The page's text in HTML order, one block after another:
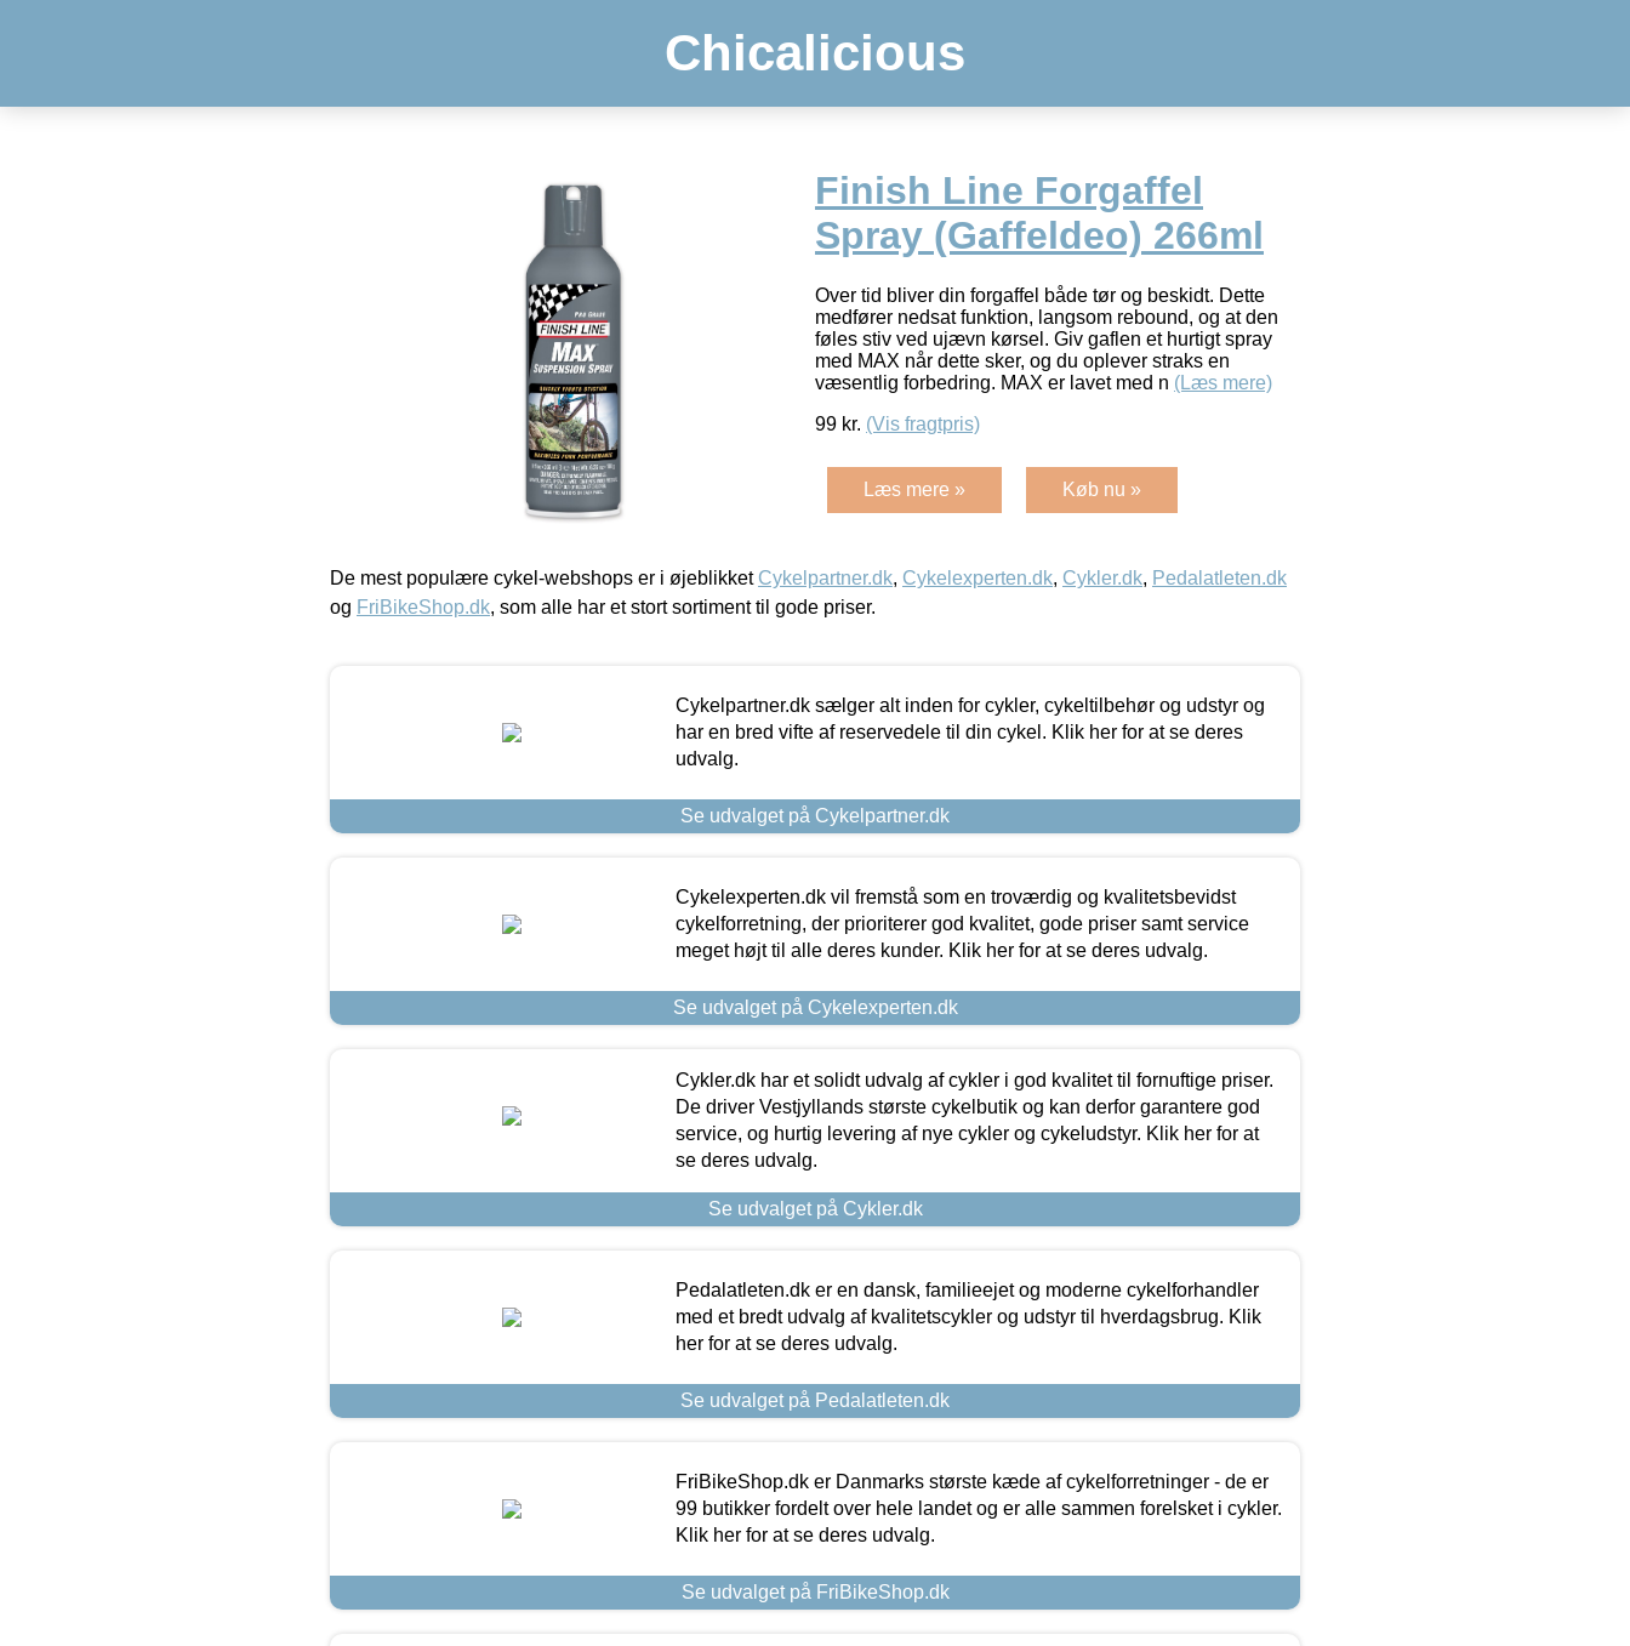
Chicalicious
Finish Line Forgaffel
Spray (Gaffeldeo) 266ml
Over tid bliver din forgaffel både tør og beskidt. Dette
medfører nedsat funktion, langsom rebound, og at den
føles stiv ved ujævn kørsel. Giv gaflen et hurtigt spray
med MAX når dette sker, og du oplever straks en
væsentlig forbedring. MAX er lavet med n (Læs mere)
99 kr. (Vis fragtpris)
Læs mere » Køb nu »
De mest populære cykel-webshops er i øjeblikket Cykelpartner.dk, Cykelexperten.dk, Cykler.dk, Pedalatleten.dk
og FriBikeShop.dk, som alle har et stort sortiment til gode priser.
Cykelpartner.dk sælger alt inden for cykler, cykeltilbehør og udstyr og
har en bred vifte af reservedele til din cykel. Klik her for at se deres
udvalg.
Se udvalget på Cykelpartner.dk
Cykelexperten.dk vil fremstå som en troværdig og kvalitetsbevidst
cykelforretning, der prioriterer god kvalitet, gode priser samt service
meget højt til alle deres kunder. Klik her for at se deres udvalg.
Se udvalget på Cykelexperten.dk
Cykler.dk har et solidt udvalg af cykler i god kvalitet til fornuftige priser.
De driver Vestjyllands største cykelbutik og kan derfor garantere god
service, og hurtig levering af nye cykler og cykeludstyr. Klik her for at
se deres udvalg.
Se udvalget på Cykler.dk
Pedalatleten.dk er en dansk, familieejet og moderne cykelforhandler
med et bredt udvalg af kvalitetscykler og udstyr til hverdagsbrug. Klik
her for at se deres udvalg.
Se udvalget på Pedalatleten.dk
FriBikeShop.dk er Danmarks største kæde af cykelforretninger - de er
99 butikker fordelt over hele landet og er alle sammen forelsket i cykler.
Klik her for at se deres udvalg.
Se udvalget på FriBikeShop.dk